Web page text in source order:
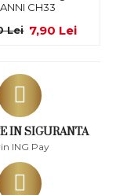
IN SIGURANTA
ING Pay
CH33
7,90 Lei
Lei